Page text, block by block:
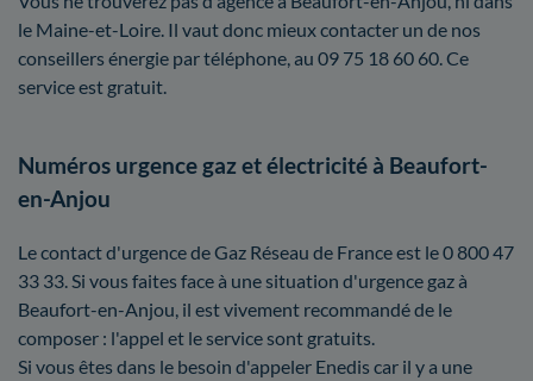
le Maine-et-Loire. Il vaut donc mieux contacter un de nos
conseillers énergie par téléphone, au 09 75 18 60 60. Ce
service est gratuit.
Numéros urgence gaz et électricité à Beaufort-
en-Anjou
Le contact d'urgence de Gaz Réseau de France est le 0 800 47
33 33. Si vous faites face à une situation d'urgence gaz à
Beaufort-en-Anjou, il est vivement recommandé de le
composer : l'appel et le service sont gratuits.
Si vous êtes dans le besoin d'appeler Enedis car il y a une